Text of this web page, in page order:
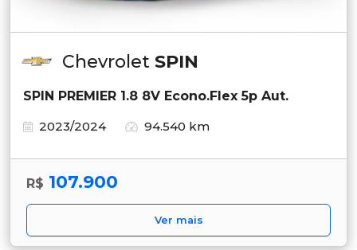
Chevrolet SPIN
SPIN PREMIER 1.8 8V Econo.Flex 5p Aut.
2023/2024
94.540 km
R$ 107.900
Ver mais